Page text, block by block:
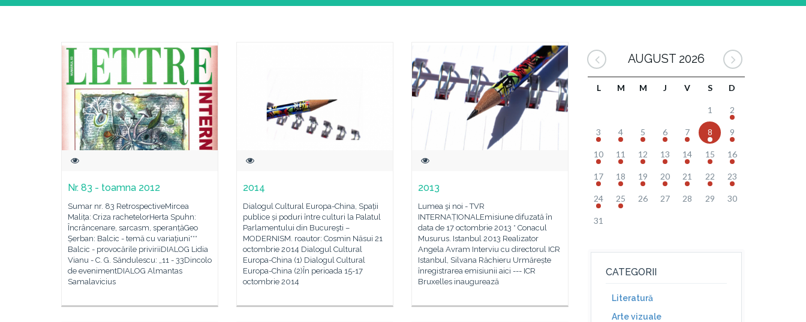
Nr. 83 - toamna 2012
Sumar nr. 83 RetrospectiveMircea
Malița: Criza rachetelorHerta Spuhn:
Încrâncenare, sarcasm, speranțăGeo
Șerban: Balcic - temă cu variațiuni***
Balcic - provocările priviriiDIALOG Lidia
Vianu - C. G. Săndulescu: „11 - 33Dincolo
de evenimentDIALOG Almantas
Samalavicius
2014
Dialogul Cultural Europa-China, Spații
publice și poduri între culturi la Palatul
Parlamentului din Bucureşti –
MODERNISM. roautor: Cosmin Năsui 21
octombrie 2014 Dialogul Cultural
Europa-China (1) Dialogul Cultural
Europa-China (2)În perioada 15-17
octombrie 2014
2013
Lumea şi noi - TVR
INTERNAȚIONALEmisiune difuzată în
data de 17 octombrie 2013 * Conacul
Musurus. Istanbul 2013 Realizator
Angela Avram Interviu cu directorul ICR
Istanbul, Silvana Răchieru Urmărește
înregistrarea emisiunii aici --- ICR
Bruxelles inaugurează
AUGUST 2026
L M M J V S D
1 2
3 4 5 6 7 8 9
10 11 12 13 14 15 16
17 18 19 20 21 22 23
24 25 26 27 28 29 30
31
CATEGORII
Literatură
Arte vizuale